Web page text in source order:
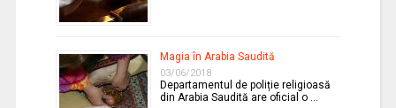
Magia în Arabia Saudită
03/06/2018
Departamentul de poliție religioasă
din Arabia Saudită are oficial o …